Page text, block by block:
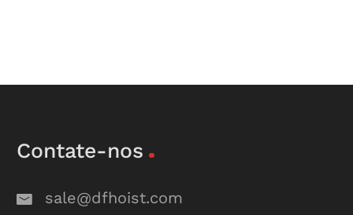
Contate-nos
sale@dfhoist.com